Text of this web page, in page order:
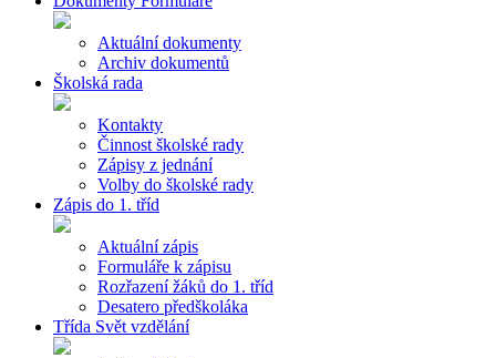
Aktuální dokumenty
Archiv dokumentů
Školská rada
Kontakty
Činnost školské rady
Zápisy z jednání
Volby do školské rady
Zápis do 1. tříd
Aktuální zápis
Formuláře k zápisu
Rozřazení žáků do 1. tříd
Desatero předškoláka
Třída Svět vzdělání